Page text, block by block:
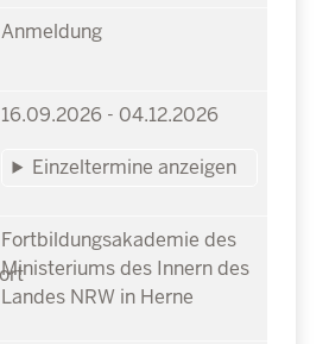
Anmeldung
16.09.2026 - 04.12.2026
Einzeltermine anzeigen
Fortbildungsakademie des
Ministeriums des Innern des
Landes NRW in Herne